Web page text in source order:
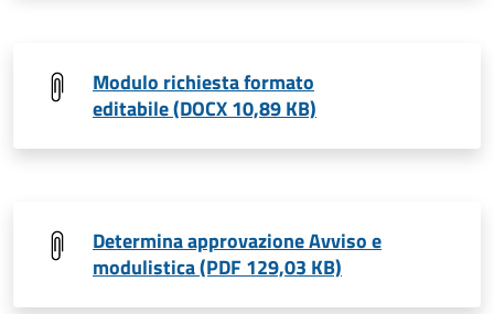
Modulo richiesta formato
editabile (DOCX 10,89 KB)
Determina approvazione Avviso e
modulistica (PDF 129,03 KB)